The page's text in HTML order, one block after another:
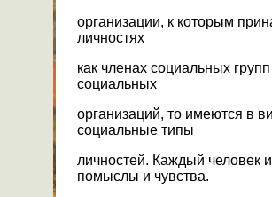
организации, к которым
личностях
как членах социальных
социальных
организаций, то имеются в
социальные типы
личностей. Каждый человек
помыслы и чувства.